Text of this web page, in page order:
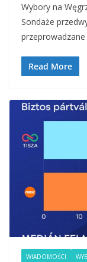
‎Wybory na
Sondaże
Read More
WIADOMOŚCI